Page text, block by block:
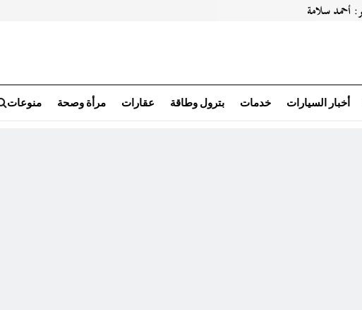
أخبار السيارات خدمات بترول وطاقة عقارات مرأة وصحة منوعات